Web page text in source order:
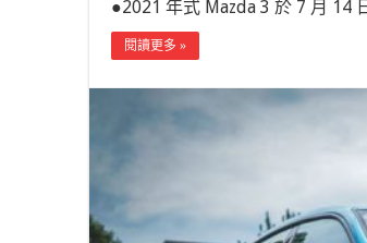
●2021 年式 Mazda 3 於 7 月 14
閱讀更多 »